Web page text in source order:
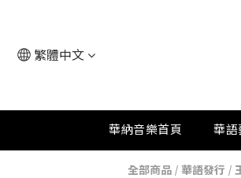
繁體中文
華納音樂首頁 華語
全部商品 / 華語發行 /